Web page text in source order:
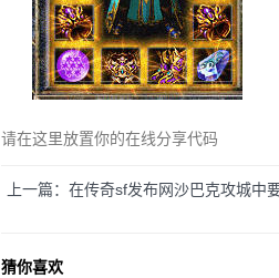
请在这里放置你的在线分享代码
上一篇：在传奇sf发布网沙巴克攻城中
猜你喜欢